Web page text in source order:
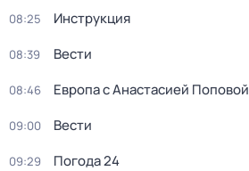
08:25 Инструкция
08:39 Вести
08:46 Европа с Анастасией Поповой
09:00 Вести
09:29 Погода 24